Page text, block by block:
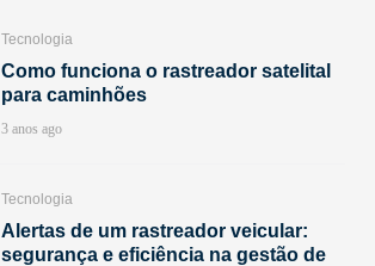
Tecnologia
Como funciona o rastreador satelital
para caminhões
3 anos ago
Tecnologia
Alertas de um rastreador veicular:
segurança e eficiência na gestão de